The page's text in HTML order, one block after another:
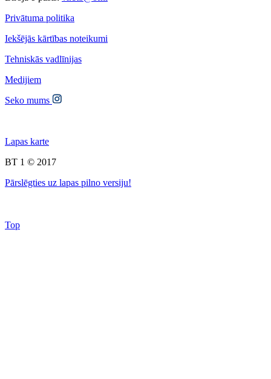
Privātuma politika
Iekšējās kārtības noteikumi
Tehniskās vadlīnijas
Medijiem
Seko mums
Lapas karte
BT 1 © 2017
Pārslēgties uz lapas pilno versiju!
Top